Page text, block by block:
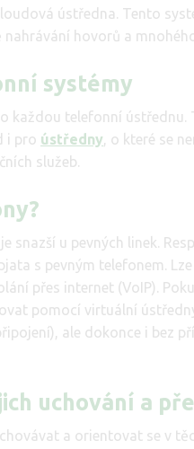
ústředna. Tento
nahrávání hovorů a
systémy
každou telefonní ústřednu.
i pro ústředny, o které se
služeb.
u pevných linek.
s pevným telefonem.
přes internet (VoIP).
pomocí virtuální
ale dokonce i bez
uchování a
a orientovat se v